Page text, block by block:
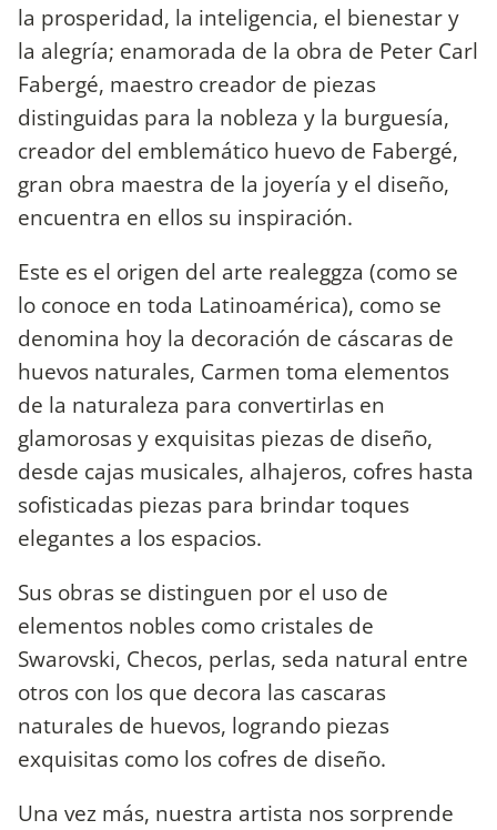
la prosperidad, la inteligencia, el bienestar y
la alegría; enamorada de la obra de Peter Carl
Fabergé, maestro creador de piezas
distinguidas para la nobleza y la burguesía,
creador del emblemático huevo de Fabergé,
gran obra maestra de la joyería y el diseño,
encuentra en ellos su inspiración.
Este es el origen del arte realeggza (como se
lo conoce en toda Latinoamérica), como se
denomina hoy la decoración de cáscaras de
huevos naturales, Carmen toma elementos
de la naturaleza para convertirlas en
glamorosas y exquisitas piezas de diseño,
desde cajas musicales, alhajeros, cofres hasta
sofisticadas piezas para brindar toques
elegantes a los espacios.
Sus obras se distinguen por el uso de
elementos nobles como cristales de
Swarovski, Checos, perlas, seda natural entre
otros con los que decora las cascaras
naturales de huevos, logrando piezas
exquisitas como los cofres de diseño.
Una vez más, nuestra artista nos sorprende